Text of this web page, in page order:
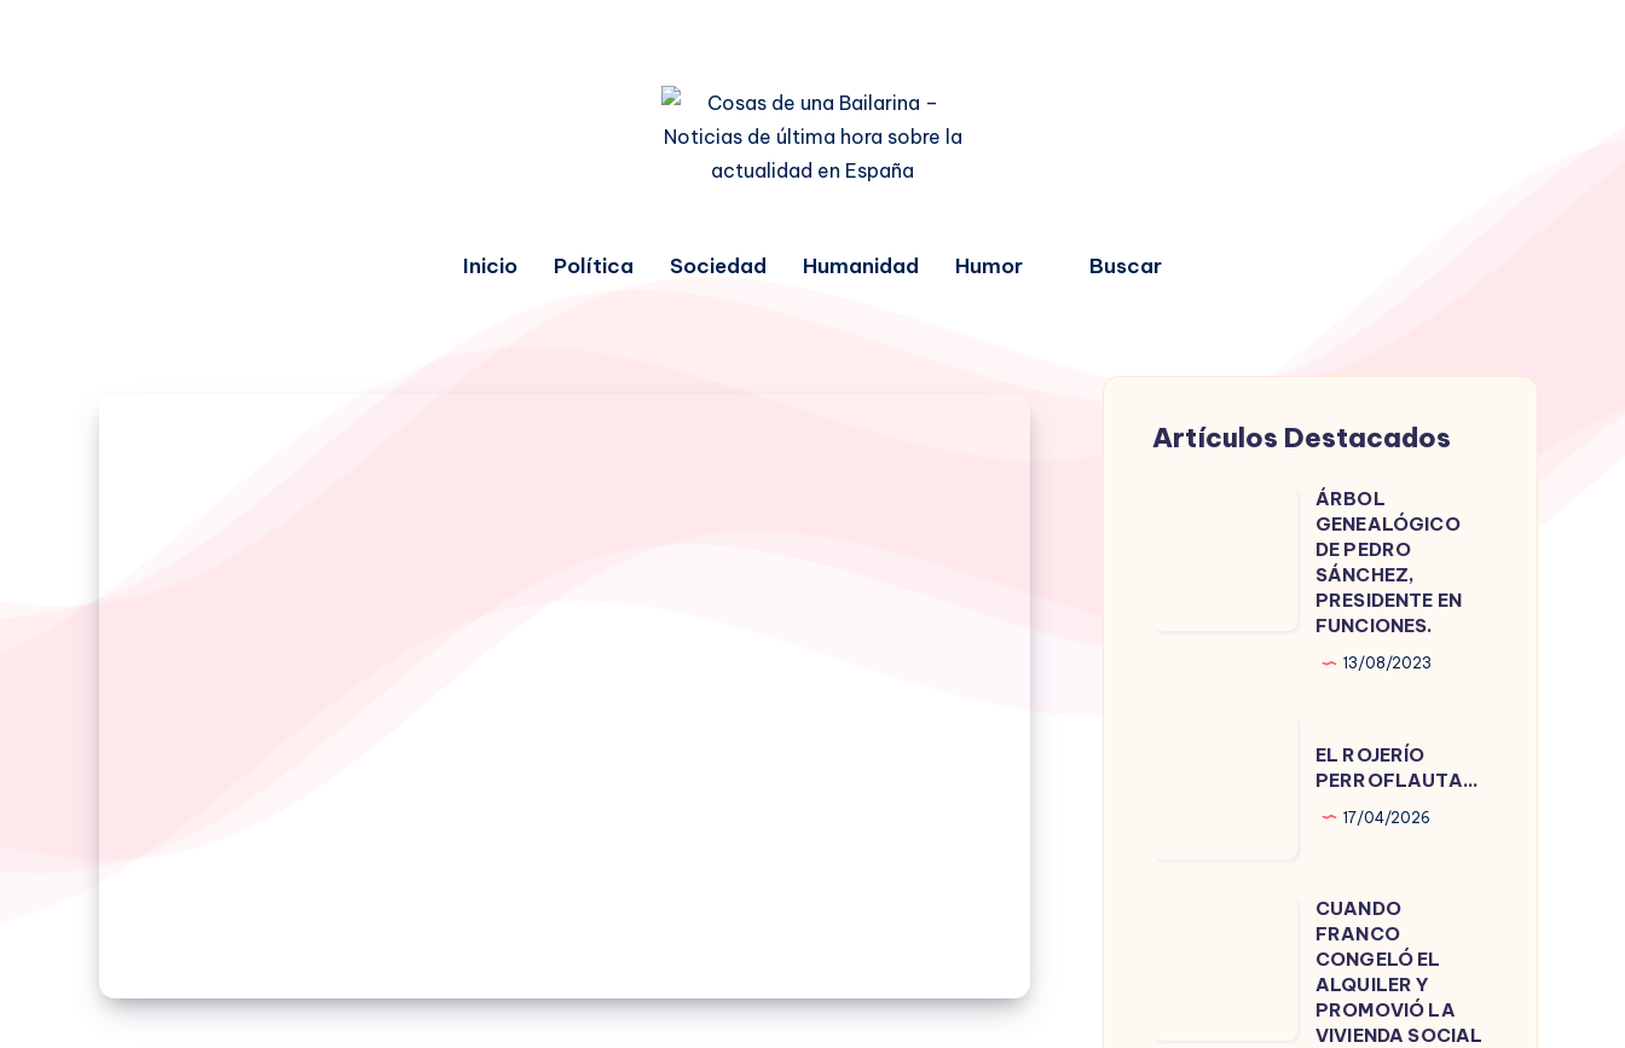
Inicio Política Sociedad Humanidad Humor Buscar
Artículos Destacados
ÁRBOL
GENEALÓGICO
DE PEDRO
SÁNCHEZ,
PRESIDENTE EN
FUNCIONES.
13/08/2023
EL ROJERÍO
PERROFLAUTA…
17/04/2026
CUANDO
FRANCO
CONGELÓ EL
ALQUILER Y
PROMOVIÓ LA
VIVIENDA SOCIAL